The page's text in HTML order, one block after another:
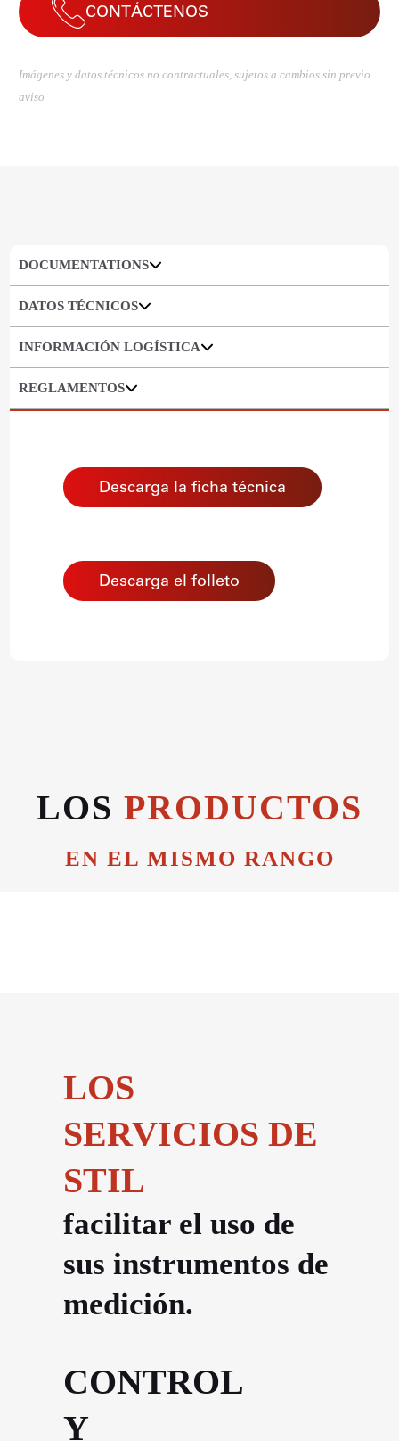
CONTÁCTENOS
Imágenes y datos técnicos no contractuales, sujetos a cambios sin previo
aviso
DOCUMENTATIONS
DATOS TÉCNICOS
INFORMACIÓN LOGÍSTICA
REGLAMENTOS
Descarga la ficha técnica
Descarga el folleto
LOS PRODUCTOS
EN EL MISMO RANGO
LOS
SERVICIOS DE
STIL
facilitar el uso de
sus instrumentos de
medición.
CONTROL
Y